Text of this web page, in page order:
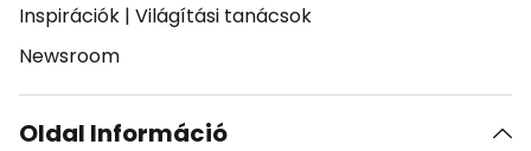
Inspirációk | Világítási tanácsok
Newsroom
Oldal Információ